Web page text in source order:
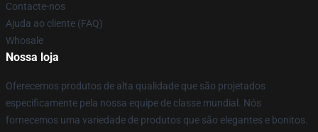
Contacte-nos
Ajuda ao cliente (FAQ)
Whosale
Nossa loja
Oferecemos produtos de alta qualidade que são projetados
especificamente pela nossa equipe de classe mundial. Nós
fornecemos uma variedade de produtos que são elegantes e bonitos.